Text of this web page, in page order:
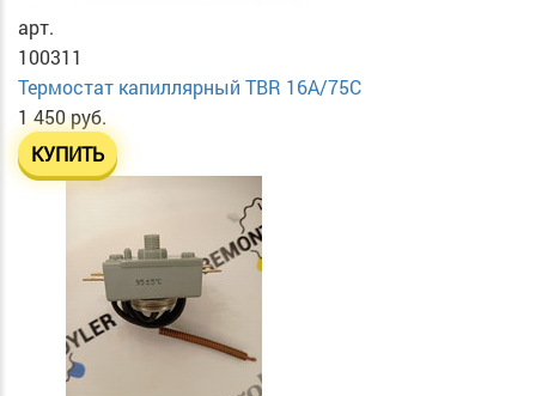
арт.
100311
Термостат капиллярный TBR 16A/75C
1 450 руб.
КУПИТЬ